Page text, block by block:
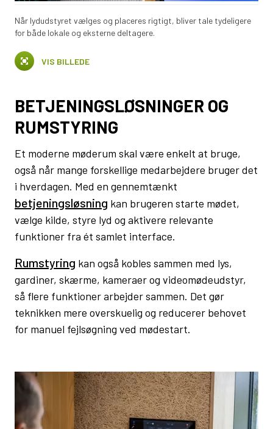
Når lydudstyret vælges og placeres rigtigt, bliver tale tydeligere
for både lokale og eksterne deltagere.
VIS BILLEDE
BETJENINGSLØSNINGER OG
RUMSTYRING
Et moderne møderum skal være enkelt at bruge,
også når mange forskellige medarbejdere bruger det
i hverdagen. Med en gennemtænkt
betjeningsløsning kan brugeren starte mødet,
vælge kilde, styre lyd og aktivere relevante
funktioner fra ét samlet interface.
Rumstyring kan også kobles sammen med lys,
gardiner, skærme, kameraer og videomødeudstyr,
så flere funktioner arbejder sammen. Det gør
teknikken mere overskuelig og reducerer behovet
for manuel fejlsøgning ved mødestart.